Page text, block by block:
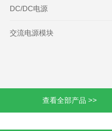
DC/DC电源
交流电源模块
查看全部产品 >>